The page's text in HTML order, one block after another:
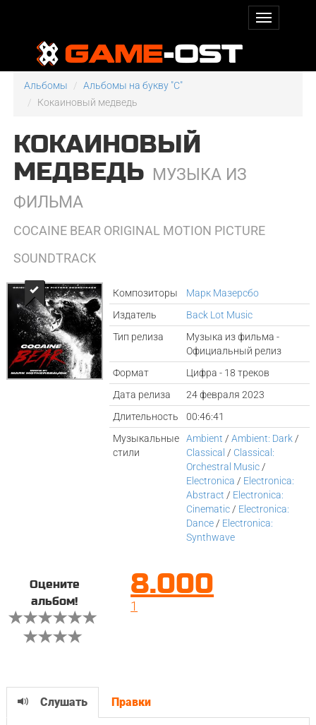
Альбомы
Альбомы на букву "C"
Кокаиновый медведь
КОКАИНОВЫЙ
МЕДВЕДЬ МУЗЫКА ИЗ
ФИЛЬМА
COCAINE BEAR ORIGINAL MOTION PICTURE
SOUNDTRACK
Композиторы
Марк Мазерсбо
Издатель
Back Lot Music
Тип релиза
Музыка из фильма -
Официальный релиз
Формат
Цифра - 18 треков
Дата релиза
24 февраля 2023
Длительность
00:46:41
Музыкальные
стили
Ambient /Ambient: Dark /
Classical / Classical:
Orchestral Music /
Electronica / Electronica:
Abstract / Electronica:
Cinematic / Electronica:
Dance / Electronica:
Synthwave
Оцените
альбом!
8.000
1
Слушать Правки